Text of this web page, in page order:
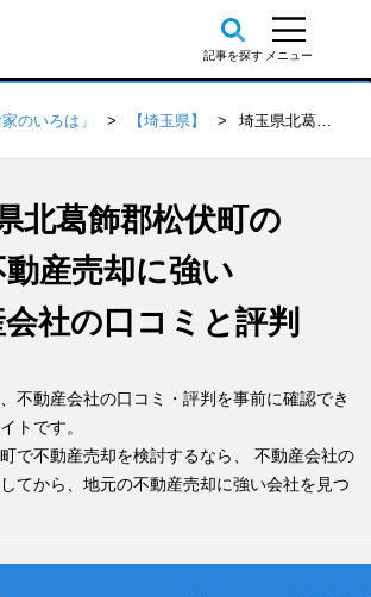
のいろは」 【埼玉県】 埼玉県北葛飾郡松伏町の不動産会社 口コミ・評判一覧
北葛飾郡松伏町の
動産売却に強い
社の口コミと評判
不動産会社の口コミ・評判を事前に確認でき
トです。
で不動産売却を検討するなら、 不動産会社の
てから、地元の不動産売却に強い会社を見つ